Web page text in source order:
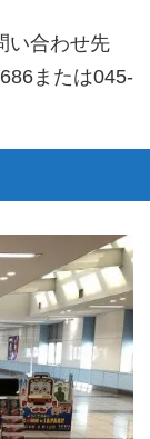
い合わせ先
または045-